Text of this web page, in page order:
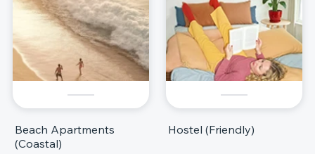
Beach Apartments
(Coastal)
Hostel (Friendly)